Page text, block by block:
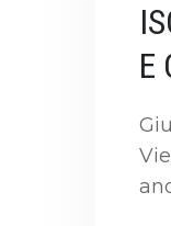
E